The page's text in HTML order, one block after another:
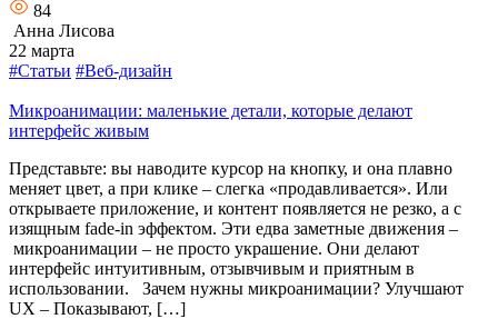
84
Анна Лисова
22 марта
#Статьи #Веб-дизайн
Микроанимации: маленькие детали, которые делают
интерфейс живым
Представьте: вы наводите курсор на кнопку, и она плавно
меняет цвет, а при клике – слегка «продавливается». Или
открываете приложение, и контент появляется не резко, а с
изящным fade-in эффектом. Эти едва заметные движения –
микроанимации – не просто украшение. Они делают
интерфейс интуитивным, отзывчивым и приятным в
использовании. Зачем нужны микроанимации? Улучшают
UX – Показывают, […]